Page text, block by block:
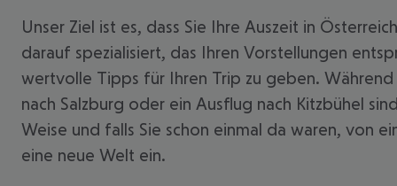
Unser Ziel ist es, dass Sie Ihre Auszeit in
darauf spezialisiert, das Ihren Vorstellungen
wertvolle Tipps für Ihren Trip zu geben.
nach Salzburg oder ein Ausflug nach Kitzbühel
Weise und falls Sie schon einmal da waren, von
eine neue Welt ein.